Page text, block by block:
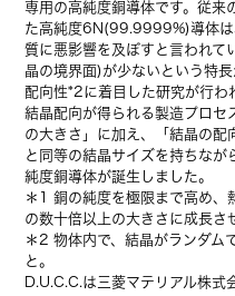
専用の高純度銅導体です。従来
た高純度6N(99.9999%)導体は
質に悪影響を及ぼすと言われて
晶の境界面)が少ないという特
配向性*2に着目した研究が行わ
結晶配向が得られる製造プロセ
の大きさ」に加え、「結晶の
と同等の結晶サイズを持ちな
純度銅導体が誕生しました。
＊1 銅の純度を極限まで高め、
の数十倍以上の大きさに成長さ
＊2 物体内で、結晶がランダム
と。
D.U.C.C.は三菱マテリアル株式